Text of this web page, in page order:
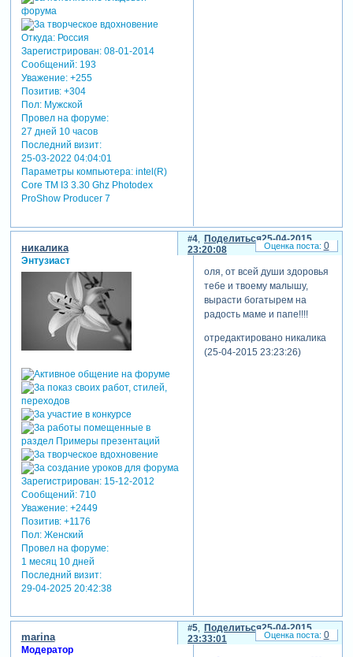
Откуда:Россия
Зарегистрирован: 08-01-2014
Сообщений:193
Уважение: +255
Позитив: +304
Пол:Мужской
Провел на форуме:
27 дней 10 часов
Последний визит:
25-03-2022 04:04:01
Параметры компьютера:intel(R)
Core TM I3 3.30 Ghz Photodex
ProShow Producer 7
Поделиться
4
25-04-2015
23:20:08
никалика
Энтузиаст
Зарегистрирован: 15-12-2012
Сообщений:710
Уважение: +2449
Позитив: +1176
Пол:Женский
Провел на форуме:
1 месяц 10 дней
Последний визит:
29-04-2025 20:42:38
оля, от всей души здоровья
тебе и твоему малышу,
вырасти богатырем на
радость маме и папе!!!!
отредактировано никалика
(25-04-2015 23:23:26)
0
Поделиться
5
25-04-2015
23:33:01
marina
Модератор
0